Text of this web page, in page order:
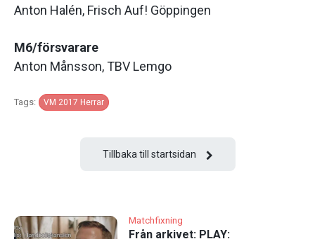
Anton Halén, Frisch Auf! Göppingen
M6/försvarare
Anton Månsson, TBV Lemgo
Tags: VM 2017 Herrar
Tillbaka till startsidan
Matchfixning
Från arkivet: PLAY: